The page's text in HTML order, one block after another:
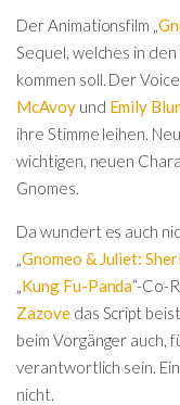
Der Animationsfilm „
Sequel, welches in
kommen soll. Der
McAvoyund Emily
ihre Stimme leihen.
wichtigen, neuen
Gnomes.
Da wundert es auch
„Gnomeo & Juliet:
„Kung Fu-Panda“-Co-
Zazovedas Script
beim Vorgänger auch,
verantwortlich sein.
nicht.